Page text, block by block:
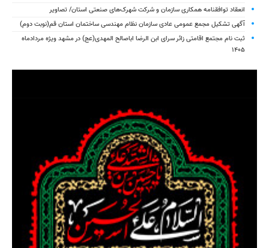
انعقاد توافقنامه همکاری سازمان و شرکت شهرک‌های صنعتی استان/ تصاویر
آگهی تشکیل مجمع عمومی عادی سازمان نظام مهندسی ساختمان استان قم(نوبت دوم)
ثبت نام مجتمع اقامتی زائر سرای ابن الرضا اباصالح المهدی(عج) در مشهد ویژه مردادماه
۱۴۰۵